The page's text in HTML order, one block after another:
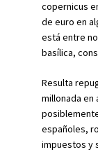
copernicus
de euro en
está entre
basílica,
Resulta
millonada en
españoles,
impuestos y